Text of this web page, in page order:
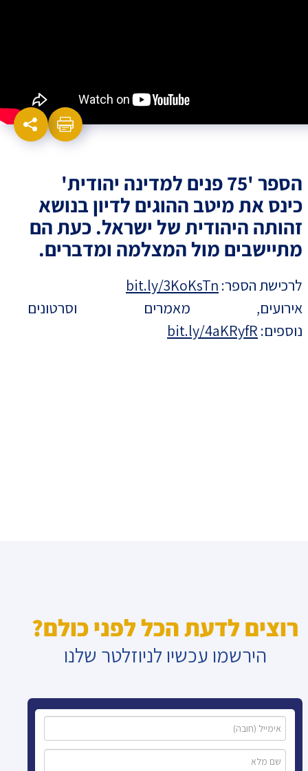
הספר '75 פנים למדינה יהודית'
כינס את מיטב ההוגים לדיון בנושא
זהותה היהודית של ישראל. כעת הם
מתיישבים מול המצלמה ומדברים.
לרכישת הספר: bit.ly/3KoKsTn
אירועים, מאמרים וסרטונים
נוספים: bit.ly/4aKRyfR
רוצים לדעת הכל לפני כולם?
הירשמו עכשיו לניוזלטר שלנו